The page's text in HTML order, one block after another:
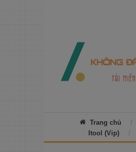
Trang chủ
Itool (Vip)